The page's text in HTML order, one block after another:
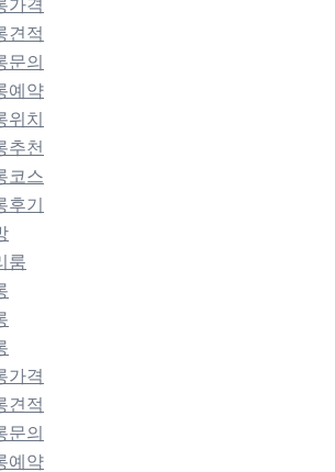
가격
견적
문의
예약
위치
추천
코스
기
룸
가격
견적
문의
예약